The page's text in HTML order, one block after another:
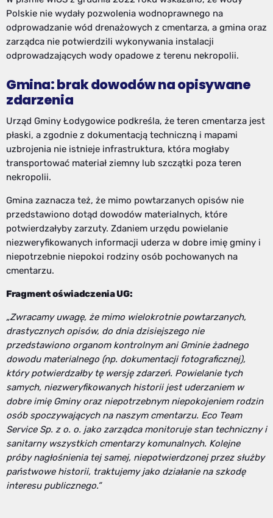
Polskie nie wydały pozwolenia wodnoprawnego na
odprowadzanie wód drenażowych z cmentarza, a gmina oraz
zarządca nie potwierdzili wykonywania instalacji
odprowadzających wody opadowe z terenu nekropolii.
Gmina: brak dowodów na opisywane
zdarzenia
Urząd Gminy Łodygowice podkreśla, że teren cmentarza jest
płaski, a zgodnie z dokumentacją techniczną i mapami
uzbrojenia nie istnieje infrastruktura, która mogłaby
transportować materiał ziemny lub szczątki poza teren
nekropolii.
Gmina zaznacza też, że mimo powtarzanych opisów nie
przedstawiono dotąd dowodów materialnych, które
potwierdzałyby zarzuty. Zdaniem urzędu powielanie
niezweryfikowanych informacji uderza w dobre imię gminy i
niepotrzebnie niepokoi rodziny osób pochowanych na
cmentarzu.
Fragment oświadczenia UG:
„Zwracamy uwagę, że mimo wielokrotnie powtarzanych,
drastycznych opisów, do dnia dzisiejszego nie
przedstawiono organom kontrolnym ani Gminie żadnego
dowodu materialnego (np. dokumentacji fotograficznej),
który potwierdzałby tę wersję zdarzeń. Powielanie tych
samych, niezweryfikowanych historii jest uderzaniem w
dobre imię Gminy oraz niepotrzebnym niepokojeniem rodzin
osób spoczywających na naszym cmentarzu. Eco Team
Service Sp. z o. o. jako zarządca monitoruje stan techniczny i
sanitarny wszystkich cmentarzy komunalnych. Kolejne
próby nagłośnienia tej samej, niepotwierdzonej przez służby
państwowe historii, traktujemy jako działanie na szkodę
interesu publicznego.”